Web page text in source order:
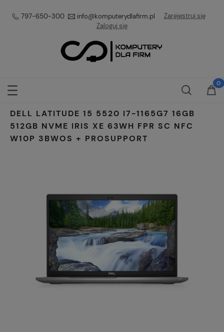
797-650-300 info@komputerydlafirm.pl
Zarejestruj się
Zaloguj się
DELL LATITUDE 15 5520 I7-1165G7 16GB
512GB NVME IRIS XE 63WH FPR SC NFC
W10P 3BWOS + PROSUPPORT